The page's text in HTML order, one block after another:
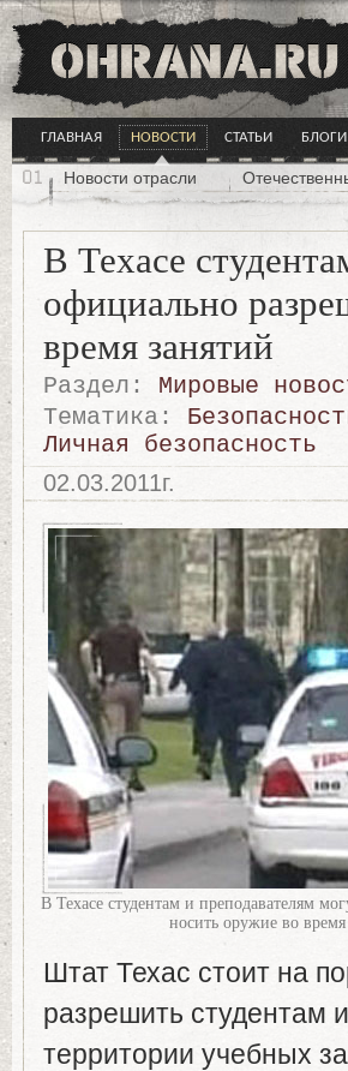
ГЛАВНАЯ НОВОСТИ СТАТЬИ БЛОГИ
Новости отрасли
В Техасе
официально
время занятий
Раздел:
Мировые
Тематика:
Личная безопасность
02.03.2011г.
В Техасе студентам и преподавателям
носить оружие во время
Штат Техас стоит на
разрешить студентам
территории учебных